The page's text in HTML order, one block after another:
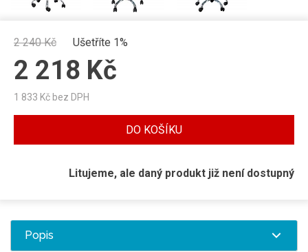
2 240Kč Ušetříte 1%
2 218 Kč
1 833 Kč bez DPH
DO KOŠÍKU
Litujeme, ale daný produkt již není dostupný
Popis